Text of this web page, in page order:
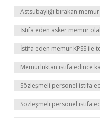
Astsubaylığı bırakan
İstifa eden asker memur
İstifa eden memur KPSS ile
Memurluktan istifa edince
Sözleşmeli personel istifa
Sözleşmeli personel istifa